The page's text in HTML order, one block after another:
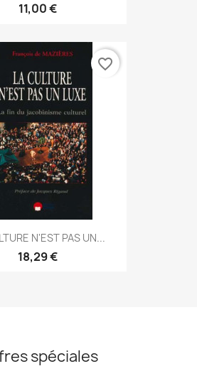
11,00 €
N'EST PAS UN...
18,29 €
favorite_border
spéciales